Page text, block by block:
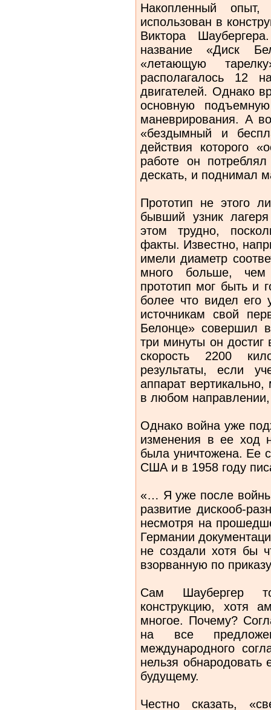
Накопленный
использован в
Виктора
название «Диск
«летающую
располагалось 12
двигателей. Однако
основную
маневрирования. А
«бездымный и
действия которого
работе он
дескать, и поднимал
Прототип не этого
бывший узник
этом трудно,
факты. Известно,
имели диаметр
много больше,
прототип мог быть и
более что видел его
источникам свой
Белонце» совершил
три минуты он
скорость 2200
результаты, если
аппарат вертикально,
в любом направлении,
Однако война уже
изменения в ее ход
была уничтожена. Ее
США и в 1958 году
«… Я уже после
развитие дискооб-
несмотря на
Германии
не создали хотя бы
взорванную по
Сам Шаубергер
конструкцию, хотя
многое. Почему?
на все
международного
нельзя обнародовать
будущему.
Честно сказать,